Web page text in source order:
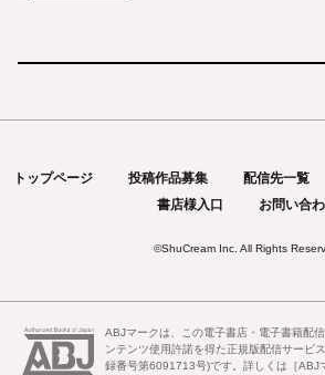
トップページ 投稿作品募集 配信先一覧
書店様入口
お問い合
©ShuCream Inc. All Rights
ABJマークは、この電子書店・電子書籍配
ンテンツ使用許諾を得た正規版配信サービ
録番号第6091713号)です。詳しくは［ABJ